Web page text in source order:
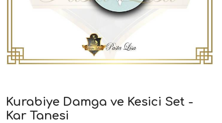
Kurabiye Damga ve Kesici Set -
Kar Tanesi